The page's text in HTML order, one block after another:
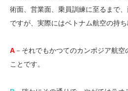
術面、営業面、乗員訓練に至るまで
ですが、実際にはベトナム航空の持ち
A －それでもかつてのカンボジア航
ことです。